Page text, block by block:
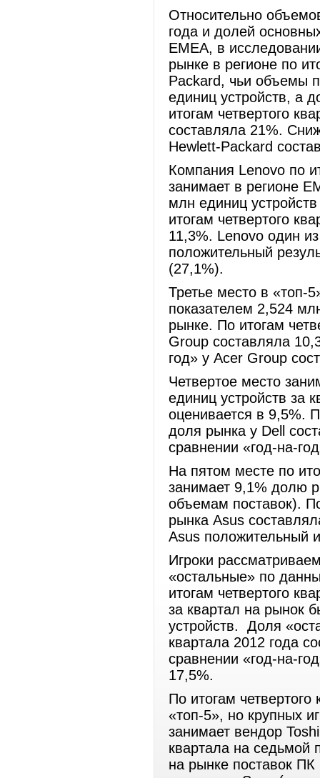
Относительно
года и долей
EMEA, в
рынке в регионе по
Packard, чьи объемы
единиц устройств, а
итогам четвертого
составляла 21%.
Hewlett-Packard
Компания Lenovo по
занимает в регионе
млн единиц
итогам четвертого
11,3%. Lenovo один
положительный
(27,1%).
Третье место в «топ-
показателем 2,524
рынке. По итогам
Group составляла
год» у Acer Group
Четвертое место
единиц устройств за
оценивается в 9,5%.
доля рынка у Dell
сравнении «год-на-
На пятом месте по
занимает 9,1% долю
объемам поставок).
рынка Asus
Asus положительный
Игроки
«остальные» по
итогам четвертого
за квартал на рынок
устройств. Доля
квартала 2012 года
сравнении «год-на-
17,5%.
По итогам
«топ-5», но крупных
занимает вендор
квартала на седьмой
на рынке поставок ПК